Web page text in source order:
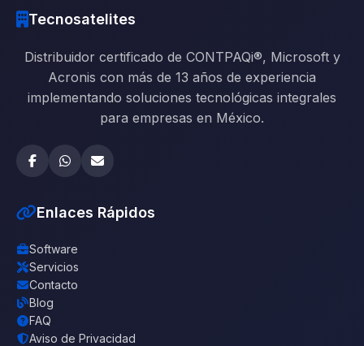
Tecnosatelites
Distribuidor certificado de CONTPAQi®, Microsoft y
Acronis con más de 13 años de experiencia
implementando soluciones tecnológicas integrales
para empresas en México.
Enlaces Rápidos
Software
Servicios
Contacto
Blog
FAQ
Aviso de Privacidad